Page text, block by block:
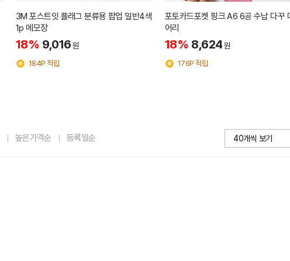
3M 포스트잇 플래그 분류용 팝업 일반4색
1p 메모장
18% 9,016원
184P 적립
포토카드포켓 핑크 A6 6공 수납 다꾸
어리
18% 8,624원
176P 적립
높은가격순 등록일순